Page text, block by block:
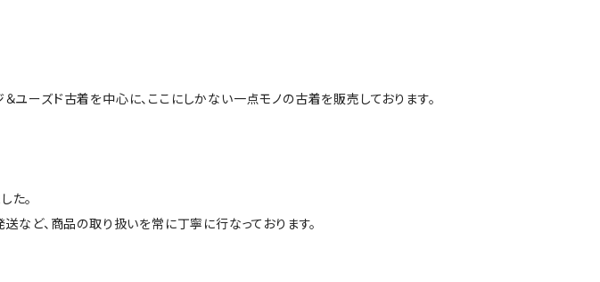
ーズド古着を中心に、ここにしかない一点モノの古着を販売しております。
た。
など、商品の取り扱いを常に丁寧に行なっております。